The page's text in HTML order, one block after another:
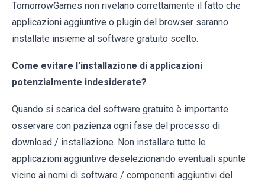
TomorrowGames non rivelano correttamente il fatto che
applicazioni aggiuntive o plugin del browser saranno
installate insieme al software gratuito scelto.
Come evitare l'installazione di applicazioni
potenzialmente indesiderate?
Quando si scarica del software gratuito è importante
osservare con pazienza ogni fase del processo di
download / installazione. Non installare tutte le
applicazioni aggiuntive deselezionando eventuali spunte
vicino ai nomi di software / componenti aggiuntivi del